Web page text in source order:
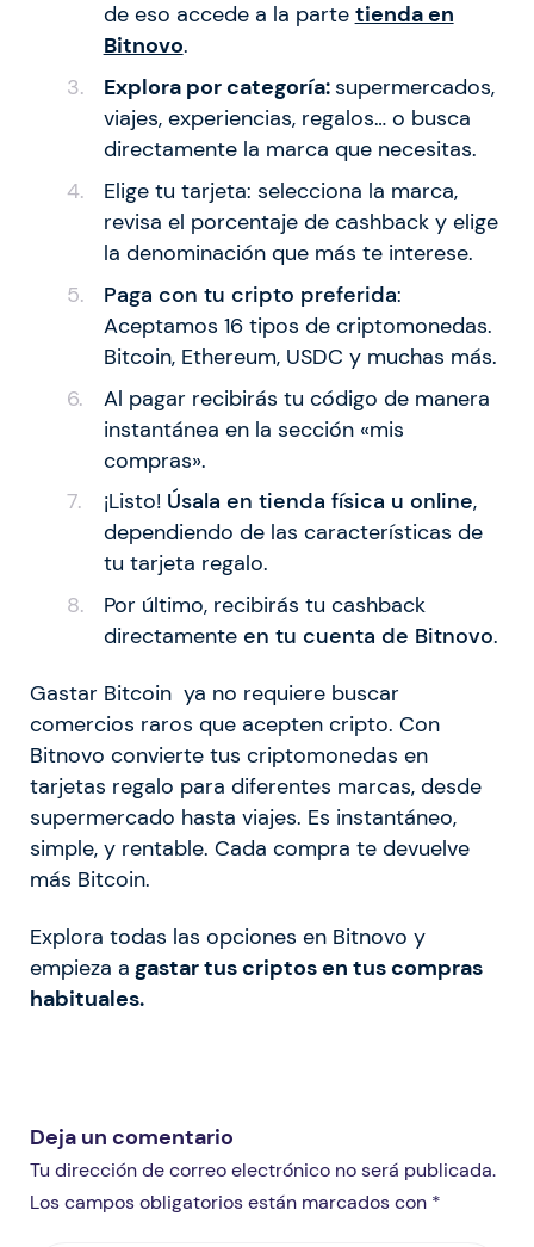
de eso accede a la parte tienda en
Bitnovo.
Explora por categoría:supermercados,
viajes, experiencias, regalos… o busca
directamente la marca que necesitas.
Elige tu tarjeta: selecciona la marca,
revisa el porcentaje de cashback y elige
la denominación que más te interese.
Paga con tu cripto preferida:
Aceptamos 16 tipos de criptomonedas.
Bitcoin, Ethereum, USDC y muchas más.
Al pagar recibirás tu código de manera
instantánea en la sección «mis
compras».
¡Listo! Úsala en tienda física u online,
dependiendo de las características de
tu tarjeta regalo.
Por último, recibirás tu cashback
directamenteen tu cuenta de Bitnovo.
Gastar Bitcoin ya no requiere buscar
comercios raros que acepten cripto. Con
Bitnovo convierte tus criptomonedas en
tarjetas regalo para diferentes marcas, desde
supermercado hasta viajes. Es instantáneo,
simple, y rentable. Cada compra te devuelve
más Bitcoin.
Explora todas las opciones en Bitnovo y
empieza a gastar tus criptos en tus compras
habituales.
Deja un comentario
Tu dirección de correo electrónico no será publicada.
Los campos obligatorios están marcados con *